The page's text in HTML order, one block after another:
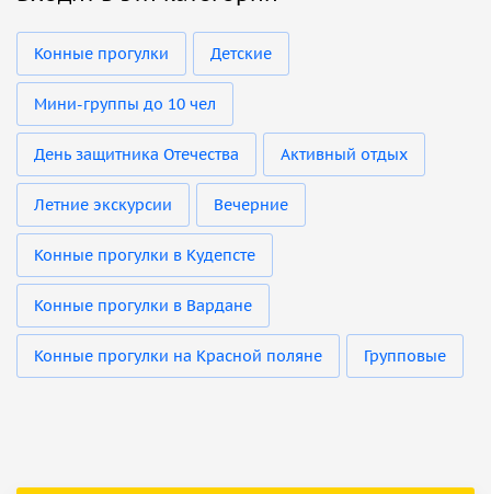
Конные прогулки Детские
Мини-группы до 10 чел
День защитника Отечества Активный отдых
Летние экскурсии Вечерние
Конные прогулки в Кудепсте
Конные прогулки в Вардане
Конные прогулки на Красной поляне Групповые